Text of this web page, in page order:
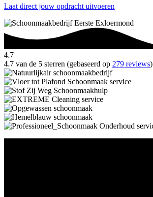
Laat direct jouw opdracht uitvoeren
4.7
4.7 van de 5 sterren (gebaseerd op 279 reviews)